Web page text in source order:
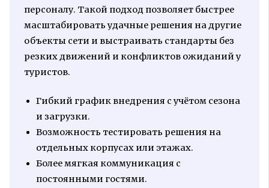
персоналу. Такой подход позволяет быстрее
масштабировать удачные решения на другие
объекты сети и выстраивать стандарты без
резких движений и конфликтов ожиданий у
туристов.
Гибкий график внедрения с учётом сезона
и загрузки.
Возможность тестировать решения на
отдельных корпусах или этажах.
Более мягкая коммуникация с
постоянными гостями.